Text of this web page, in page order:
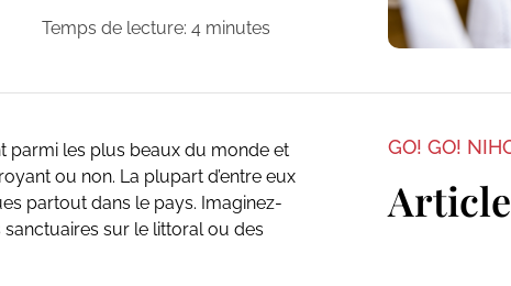
Temps de lecture: 4 minutes
parmi les plus beaux du monde et
ou non. La plupart d’entre eux
partout dans le pays. Imaginez-
sur le littoral ou des
GO! GO!